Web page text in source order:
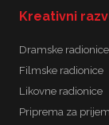
Kreativni
Dramske radionice
Filmske radionice
Likovne radionice
Priprema za